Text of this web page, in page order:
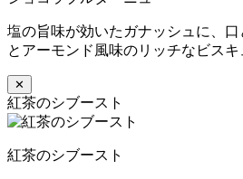
塩の旨味が効いたガナッシュに、
とアーモンド風味のリッチなビスキ
✕
紅茶のシブースト
紅茶のシブースト